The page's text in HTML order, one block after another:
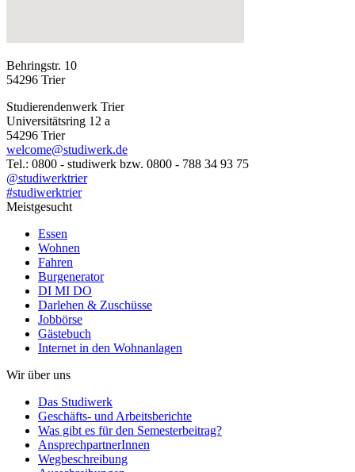
Behringstr. 10
54296 Trier
Studierendenwerk Trier
Universitätsring 12 a
54296 Trier
welcome@studiwerk.de
Tel.: 0800 - studiwerk bzw. 0800 - 788 34 93 75
@studiwerktrier
#studiwerktrier
Meistgesucht
Essen
Wohnen
Fahren
Burgenerator
DI MI DO
Darlehen & Zuschüsse
Jobbörse
Gästebuch
Internet in den Wohnanlagen
Wir über uns
Das Studiwerk
Geschäfts- und Arbeitsberichte
Was gibt es für den Semesterbeitrag?
AnsprechpartnerInnen
Wegbeschreibung